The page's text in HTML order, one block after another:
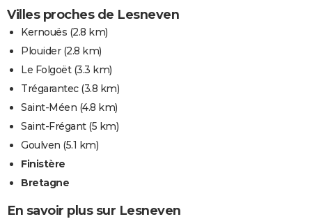
Villes proches de Lesneven
Kernouës (2.8 km)
Plouider(2.8 km)
Le Folgoët(3.3 km)
Trégarantec(3.8 km)
Saint-Méen (4.8 km)
Saint-Frégant(5 km)
Goulven (5.1 km)
Finistère
Bretagne
En savoir plus sur Lesneven